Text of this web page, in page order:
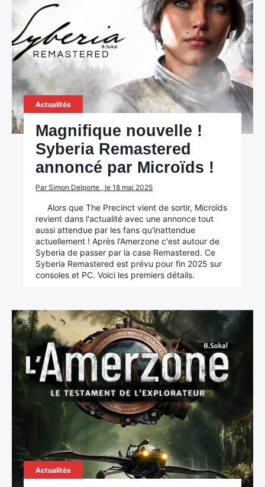
Actualités
Magnifique nouvelle !
Syberia Remastered
annoncé par Microïds !
Par Simon Delporte , le 18 mai 2025
Alors que The Precinct vient de sortir, Microïds
revient dans l'actualité avec une annonce tout
aussi attendue par les fans qu'inattendue
actuellement ! Après l'Amerzone c'est autour de
Syberia de passer par la case Remastered. Ce
Syberia Remastered est prévu pour fin 2025 sur
consoles et PC. Voici les premiers détails.
Actualités